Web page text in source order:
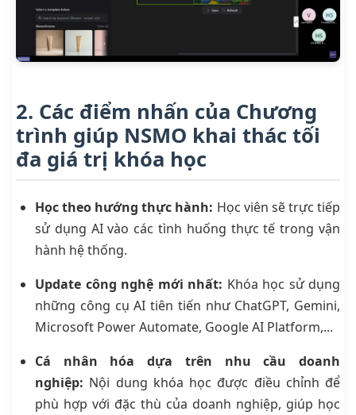
2. Các điểm nhấn của Chương
trình giúp NSMO khai thác tối
đa giá trị khóa học
Học theo hướng thực hành: Học viên sẽ trực tiếp
sử dụng AI vào các tình huống thực tế trong vận
hành hệ thống.
Update công nghệ mới nhất: Khóa học sử dụng
những công cụ AI tiên tiến như ChatGPT, Gemini,
Microsoft Power Automate, Google AI Platform,...
Cá nhân hóa dựa trên nhu cầu doanh
nghiệp: Nội dung khóa học được điều chỉnh để
phù hợp với đặc thù của doanh nghiệp, giúp học